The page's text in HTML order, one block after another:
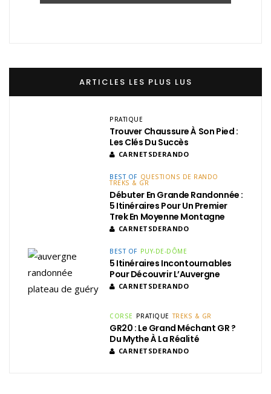
ARTICLES LES PLUS LUS
PRATIQUE
Trouver Chaussure À Son Pied :
Les Clés Du Succès
CARNETSDERANDO
BEST OF QUESTIONS DE RANDO
TREKS & GR
Débuter En Grande Randonnée :
5 Itinéraires Pour Un Premier
Trek En Moyenne Montagne
CARNETSDERANDO
BEST OF PUY-DE-DÔME
5 Itinéraires Incontournables
Pour Découvrir L’Auvergne
CARNETSDERANDO
CORSE PRATIQUE TREKS & GR
GR20 : Le Grand Méchant GR ?
Du Mythe À La Réalité
CARNETSDERANDO